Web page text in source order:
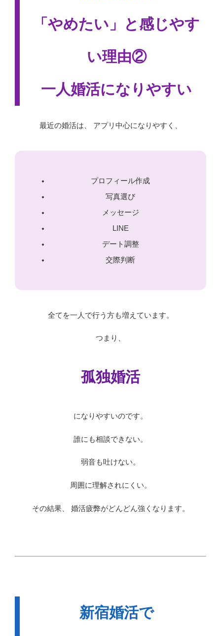
「やめたい」と感じやす
い理由②
一人婚活になりやすい
最近の婚活は、 アプリ中心になりやすく、
プロフィール作成
写真選び
メッセージ
LINE
デート調整
交際判断
全てを一人で行う方も増えています。
つまり、
孤独婚活
になりやすいのです。
誰にも相談できない。
弱音も吐けない。
周囲に理解されにくい。
その結果、 婚活疲弊がどんどん強くなります。
新宿婚活で